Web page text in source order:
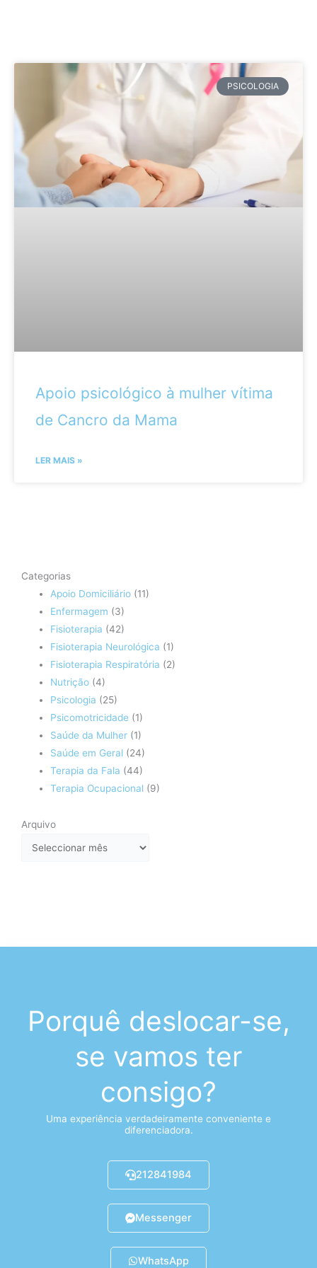
PSICOLOGIA
Apoio psicológico à mulher vítima
de Cancro da Mama
LER MAIS »
Categorias
Apoio Domiciliário (11)
Enfermagem (3)
Fisioterapia (42)
Fisioterapia Neurológica (1)
Fisioterapia Respiratória (2)
Nutrição (4)
Psicologia (25)
Psicomotricidade (1)
Saúde da Mulher (1)
Saúde em Geral (24)
Terapia da Fala (44)
Terapia Ocupacional (9)
Arquivo
Arquivo
Porquê deslocar-se,
se vamos ter
consigo?
Uma experiência verdadeiramente conveniente e
diferenciadora.
212841984
Messenger
WhatsApp